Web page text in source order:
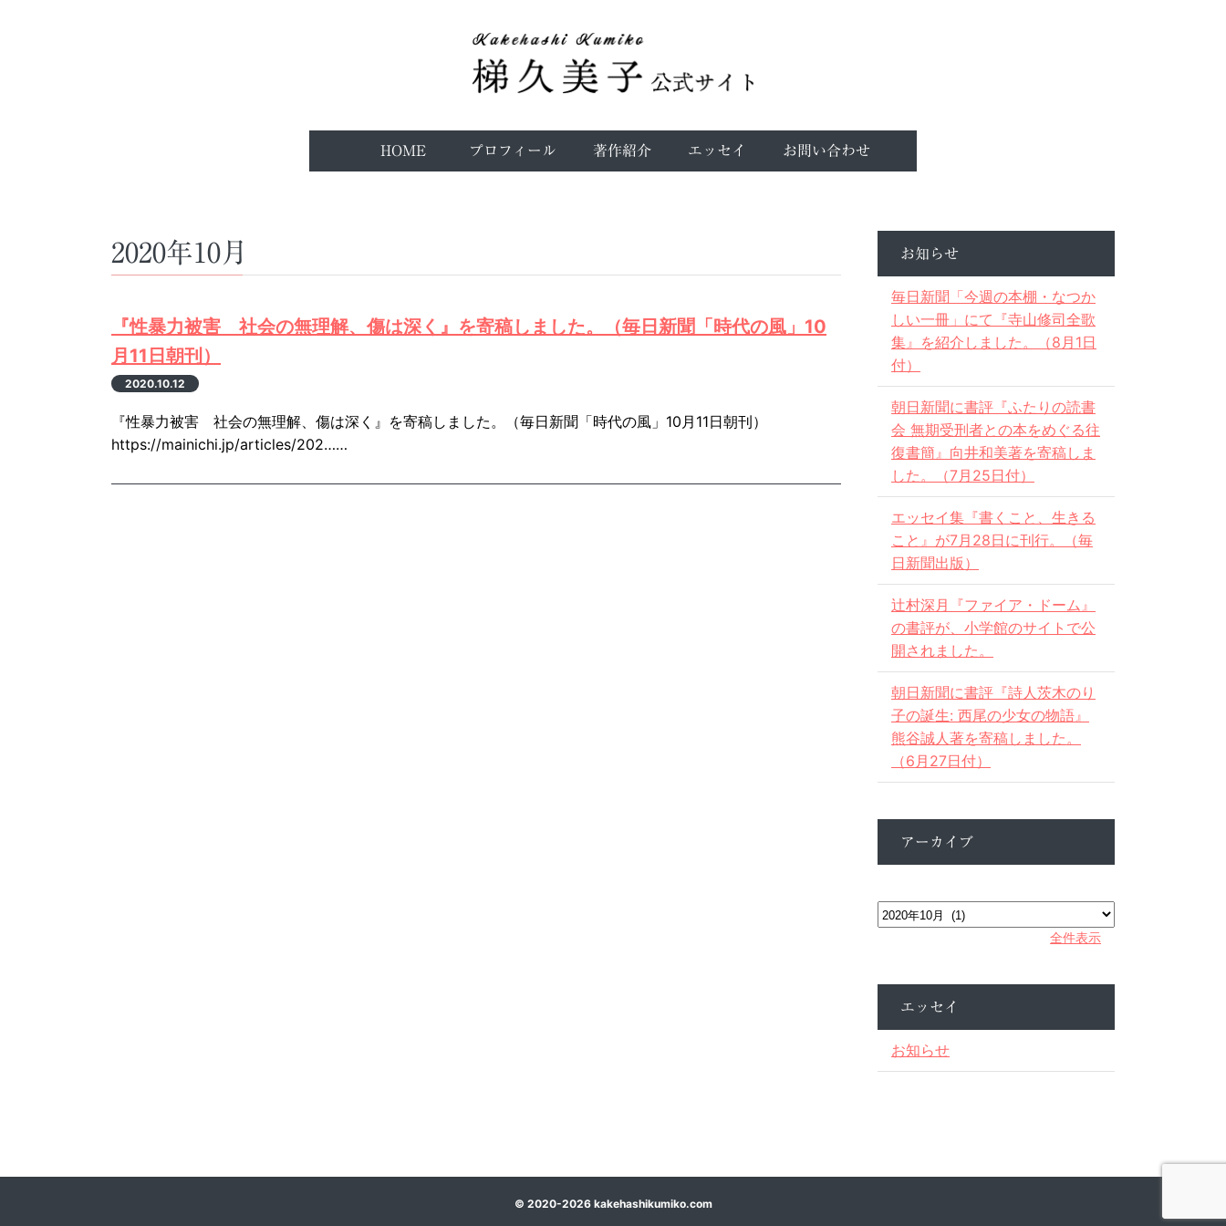
HOME プロフィール 著作紹介 エッセイ お問い合わせ
2020年10月
『性暴力被害 社会の無理解、傷は深く』を寄稿しました。（毎日新聞「時代の風」10
月11日朝刊）
2020.10.12
『性暴力被害 社会の無理解、傷は深く』を寄稿しました。（毎日新聞「時代の風」10月11日朝刊）
https://mainichi.jp/articles/202……
お知らせ
毎日新聞「今週の本棚・なつか
しい一冊」にて『寺山修司全歌
集』を紹介しました。（8月1日
付）
朝日新聞に書評『ふたりの読書
会 無期受刑者との本をめぐる往
復書簡』向井和美著を寄稿しま
した。（7月25日付）
エッセイ集『書くこと、生きる
こと』が7月28日に刊行。（毎
日新聞出版）
辻村深月『ファイア・ドーム』
の書評が、小学館のサイトで公
開されました。
朝日新聞に書評『詩人茨木のり
子の誕生: 西尾の少女の物語』
熊谷誠人著を寄稿しました。
（6月27日付）
アーカイブ
ー
カ
全件表示
エッセイ
お知らせ
© 2020-2026 kakehashikumiko.com